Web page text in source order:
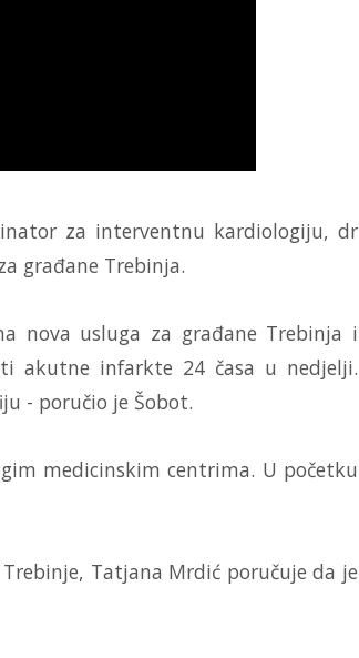
za interventnu kardiologiju, dr
građane Trebinja.
nova usluga za građane Trebinja i
akutne infarkte 24 časa u nedjelji.
- poručio je Šobot.
medicinskim centrima. U početku
Tatjana Mrdić poručuje da je